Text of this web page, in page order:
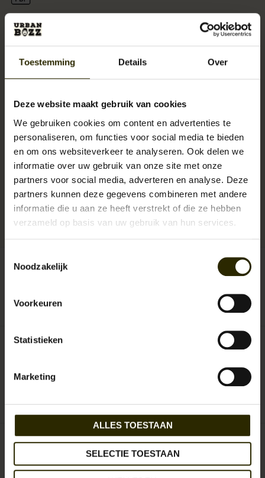
Toestemming Details Over
Deze website maakt gebruik van cookies
We gebruiken cookies om content en advertenties te
personaliseren, om functies voor social media te bieden
en om ons websiteverkeer te analyseren. Ook delen we
informatie over uw gebruik van onze site met onze
partners voor social media, adverteren en analyse. Deze
partners kunnen deze gegevens combineren met andere
informatie die u aan ze heeft verstrekt of die ze hebben
verzameld op basis van uw gebruik van hun services.
Noodzakelijk
Voorkeuren
Statistieken
Marketing
ALLES TOESTAAN
SELECTIE TOESTAAN
Stof: 100% katoen met two tone grey stripe
Verkrijgbaar in de maten S-M-L
Echte jaren '20-stijl
Levertijd:
Uitverkocht!
Reserveer nu! Momenteel niet op voorraad
maat:*
JE BEOORDELING TOEVOEGEN
0sterren op basis van0beoordelingen
Jack Martin